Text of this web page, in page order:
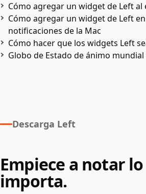
Cómo agregar un widget de Left
Cómo agregar un widget de Left
notificaciones de la Mac
Cómo hacer que los widgets Left
Globo de Estado de ánimo mundial
Descarga Left
Empiece a notar
importa.